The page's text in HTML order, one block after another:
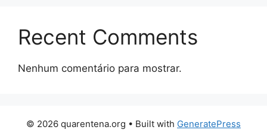
Recent Comments
Nenhum comentário para mostrar.
© 2026 quarentena.org • Built with GeneratePress